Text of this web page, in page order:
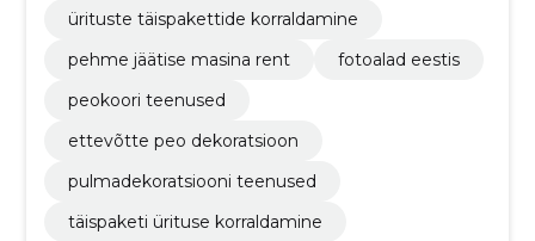
ürituste täispakettide korraldamine
pehme jäätise masina rent
fotoalad eestis
peokoori teenused
ettevõtte peo dekoratsioon
pulmadekoratsiooni teenused
täispaketi ürituse korraldamine